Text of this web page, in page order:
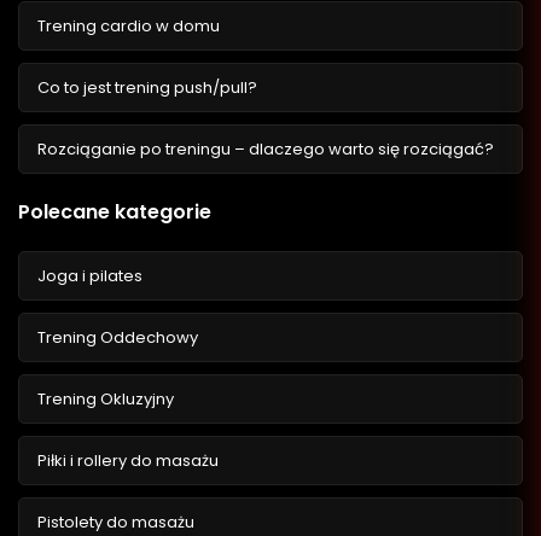
Trening cardio w domu
Co to jest trening push/pull?
Rozciąganie po treningu – dlaczego warto się rozciągać?
Polecane kategorie
Joga i pilates
Trening Oddechowy
Trening Okluzyjny
Piłki i rollery do masażu
Pistolety do masażu